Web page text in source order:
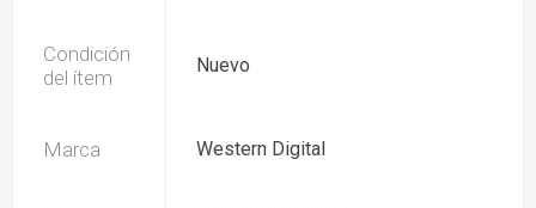
Condición
del ítem
Nuevo
Marca Western Digital